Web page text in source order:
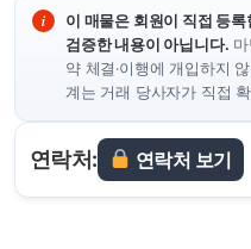
이 매물은 회원이 직접 등
검증한 내용이 아닙니다.
약 체결·이행에 개입하지
계는 거래 당사자가 직접
연락처: 연락처 보기